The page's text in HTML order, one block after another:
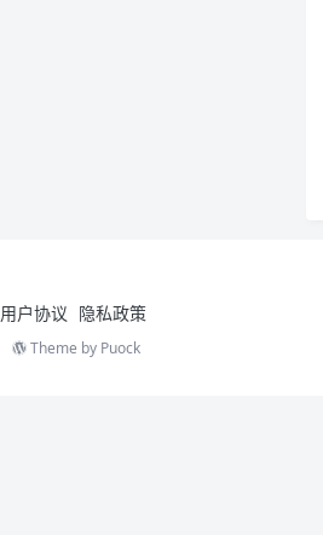
用户协议 隐私政策
Theme by Puock